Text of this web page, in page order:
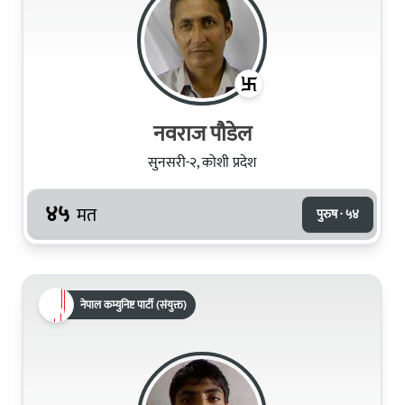
नवराज पौडेल
सुनसरी-२, कोशी प्रदेश
४५ मत पुरुष · ५४
नेपाल कम्युनिष्ट पार्टी (संयुक्त)